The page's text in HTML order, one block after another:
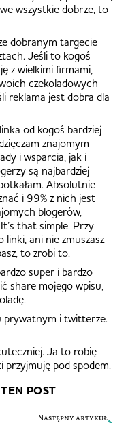
wszystkie dobrze, to
dobranym targecie
Jeśli to kogoś
z wielkimi firmami,
czekoladowych
reklama jest dobra dla
od kogoś bardziej
znajomym
i wsparcia, jak i
są najbardziej
Absolutnie
i 99% z nich jest
blogerów,
that simple. Przy
linki, ani nie zmuszasz
to zrobi to.
super i bardzo
share mojego wpisu,
prywatnym i twitterze.
Ja to robię
przyjmuję pod spodem.
POST
Następny artykuł